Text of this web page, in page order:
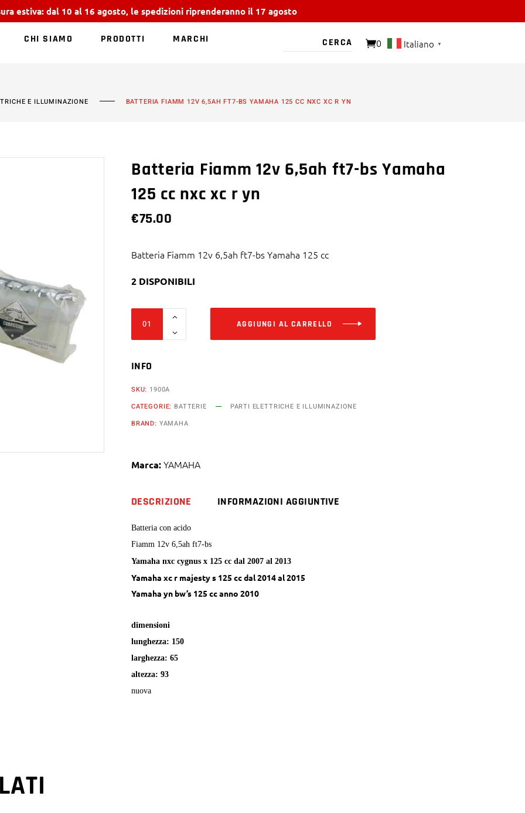
estiva: dal 10 al 16 agosto, le spedizioni riprenderanno il 17 agosto
CHI SIAMO PRODOTTI MARCHI 0 Italiano ▼
E ILLUMINAZIONE BATTERIA FIAMM 12V 6,5AH FT7-BS YAMAHA 125 CC NXC XC R YN
Batteria Fiamm 12v 6,5ah ft7-bs Yamaha
125 cc nxc xc r yn
€75.00
Batteria Fiamm 12v 6,5ah ft7-bs Yamaha 125 cc
2 DISPONIBILI
Fiamm
6,5ah
bs
Yamaha
125
yn
AGGIUNGI AL CARRELLO
INFO
SKU: 1900A
CATEGORIE: BATTERIE
PARTI ELETTRICHE E ILLUMINAZIONE
BRAND: YAMAHA
Marca:YAMAHA
DESCRIZIONE INFORMAZIONI AGGIUNTIVE
Batteria con acido
Fiamm 12v 6,5ah ft7-bs
Yamaha nxc cygnus x 125 cc dal 2007 al 2013
Yamaha xc r majesty s 125 cc dal 2014 al 2015
Yamaha yn bw’s 125 cc anno 2010
dimensioni
lunghezza: 150
larghezza: 65
altezza: 93
nuova